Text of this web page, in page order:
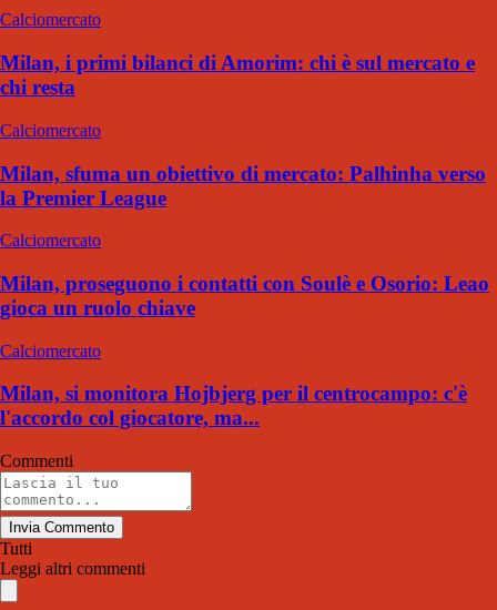
Calciomercato
Milan, i primi bilanci di Amorim: chi è sul mercato e
chi resta
Calciomercato
Milan, sfuma un obiettivo di mercato: Palhinha verso
la Premier League
Calciomercato
Milan, proseguono i contatti con Soulè e Osorio: Leao
gioca un ruolo chiave
Calciomercato
Milan, si monitora Hojbjerg per il centrocampo: c'è
l'accordo col giocatore, ma...
Commenti
Invia Commento
Tutti
Leggi altri commenti